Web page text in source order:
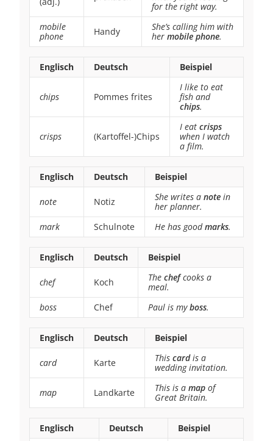
for the right way.
mobile
phone
Handy
She’s calling him with
her mobile phone.
Englisch Deutsch Beispiel
chips Pommes frites
I like to eat
fish and
chips.
crisps (Kartoffel-)Chips
I eat crisps
when I watch
a film.
Englisch Deutsch Beispiel
note Notiz She writes a note in
her planner.
mark
Schulnote He has goodmarks.
Englisch Deutsch Beispiel
chef Koch The chefcooks a
meal.
boss
Chef Paul is myboss.
Englisch Deutsch Beispiel
card Karte This cardis a
wedding invitation.
map Landkarte This is a map of
Great Britain.
Englisch Deutsch Beispiel